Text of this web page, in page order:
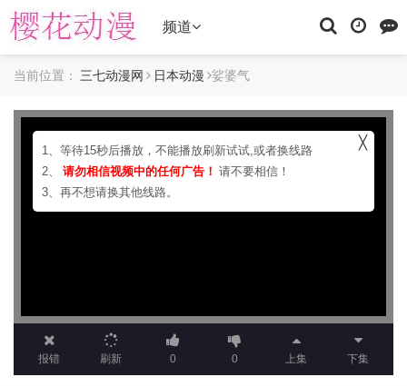
频道
当前位置： 三七动漫网 日本动漫 娑婆气
报错 刷新 0 0 上集 下集
1、等待15秒后播放，不能播放刷新试试,或者换线路
2、
请勿相信视频中的任何广告！ 请不要相信！
3、再不想请换其他线路。
╳